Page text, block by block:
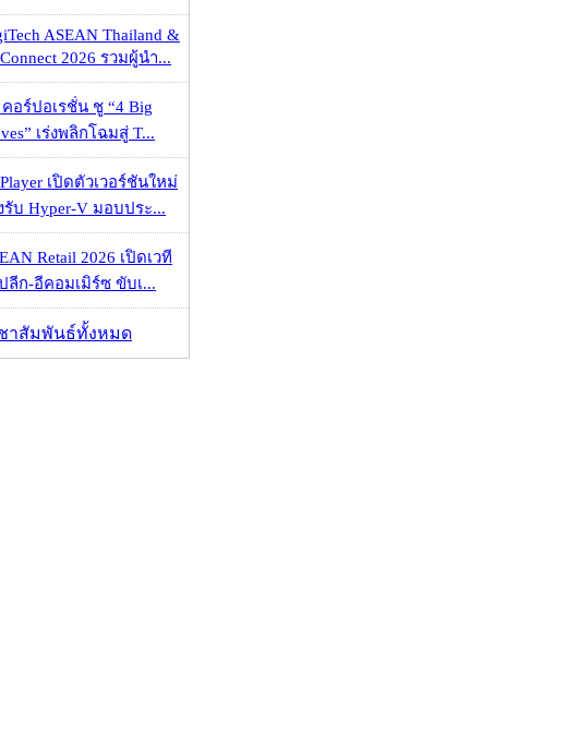
ASEAN Thailand &
2026 รวมผู้นำ...
อร์ปอเรชั่น ชู “4 Big
เร่งพลิกโฉมสู่ T...
เปิดตัวเวอร์ชันใหม่
รับ Hyper-V มอบประ...
Retail 2026 เปิดเวที
ลีก-อีคอมเมิร์ซ ขับเ...
าสัมพันธ์ทั้งหมด